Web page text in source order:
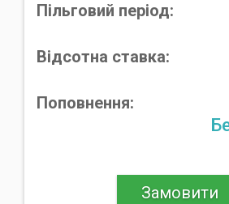
Пільговий період:
Відсотна ставка:
Поповнення:
Замовити